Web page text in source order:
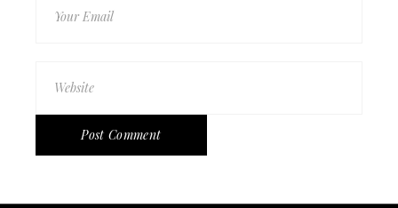
Post Comment